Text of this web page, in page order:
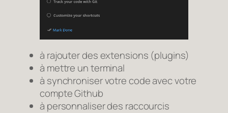
à rajouter des extensions (plugins)
à mettre un terminal
à synchroniser votre code avec votre
compte Github
à personnaliser des raccourcis